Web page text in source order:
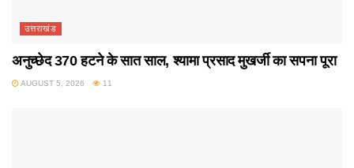
उत्तराखंड
अनुच्छेद 370 हटने के सात साल, श्यामा प्रसाद मुखर्जी का सपना पूरा
AUGUST 5, 2026 11